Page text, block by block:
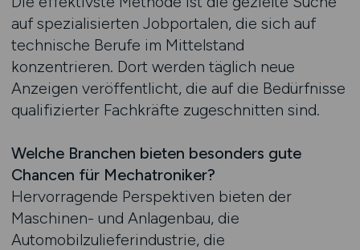
auf spezialisierten Jobportalen, die sich auf
technische Berufe im Mittelstand
konzentrieren. Dort werden täglich neue
Anzeigen veröffentlicht, die auf die Bedürfnisse
qualifizierter Fachkräfte zugeschnitten sind.
Welche Branchen bieten besonders gute
Chancen für Mechatroniker?
Hervorragende Perspektiven bieten der
Maschinen- und Anlagenbau, die
Automobilzulieferindustrie, die